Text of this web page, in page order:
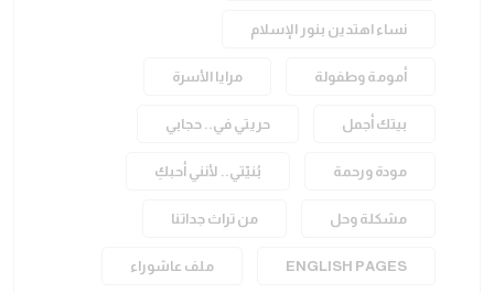
نساء اهتدين بنور الإسلام
أمومة وطفولة مرايا الأسرة
بيتك أجمل حريتي في.. حجابي
مودة ورحمة بُنيّتي.. لأنني أحبكِ
مشكلة وحل من تراث جداتنا
ENGLISH PAGES ملف عاشوراء